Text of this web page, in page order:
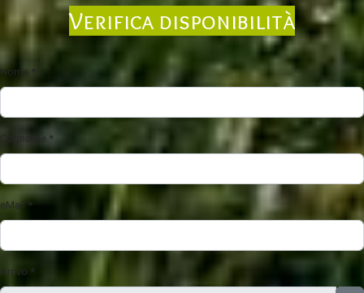
Verifica disponibilità
Nome *
Cognome *
eMail *
Arrivo *